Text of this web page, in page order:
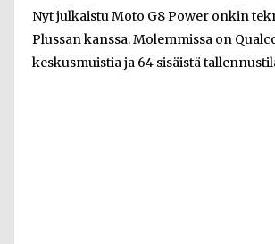
Nyt julkaistu Moto G8 Power onkin
Plussan kanssa. Molemmissa on
keskusmuistia ja 64 sisäistä